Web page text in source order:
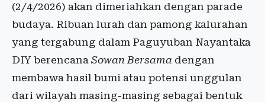
(2/4/2026) akan dimeriahkan dengan parade
budaya. Ribuan lurah dan pamong kalurahan
yang tergabung dalam Paguyuban Nayantaka
DIY berencanaSowan Bersama dengan
membawa hasil bumi atau potensi unggulan
dari wilayah masing-masing sebagai bentuk